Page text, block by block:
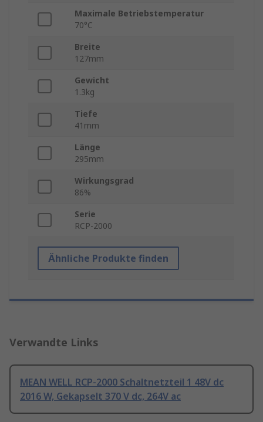
Maximale Betriebstemperatur
70°C
Breite
127mm
Gewicht
1.3kg
Tiefe
41mm
Länge
295mm
Wirkungsgrad
86%
Serie
RCP-2000
Ähnliche Produkte finden
Verwandte Links
MEAN WELL RCP-2000 Schaltnetzteil 1 48V dc
2016 W, Gekapselt 370 V dc, 264V ac